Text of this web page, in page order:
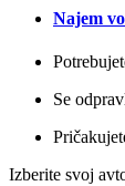
Najem
Se
Izberite svoj